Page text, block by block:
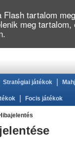
Stratégiai játékok
Focis játékok
tartalom
meg